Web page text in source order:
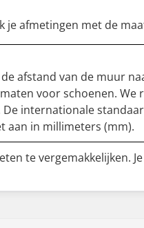
je afmetingen met de
afstand van de muur
voor schoenen.
internationale
aan in millimeters (mm).
te vergemakkelijken.